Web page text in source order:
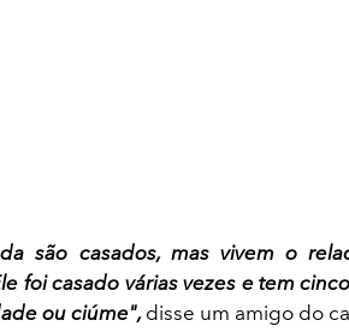
são casados, mas vivem o
foi casado várias vezes e tem
ou ciúme", disse um amigo do